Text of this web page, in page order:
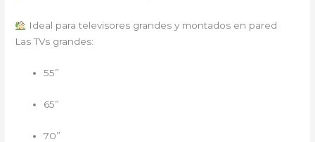
Ideal para televisores grandes y montados en pared
Las TVs grandes:
55”
65”
70”